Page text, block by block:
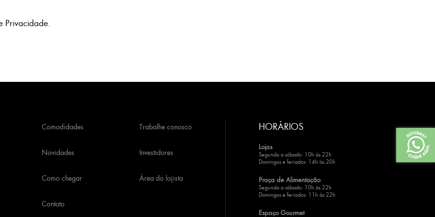
Privacidade.
Comodidades
Novidades
Como chegar
Contato
Trabalhe conosco
Investidores
Área do lojista
HORÁRIOS
Lojas
Segunda a sábado: 10h às 22h
Domingos e feriados: 14h às 20h
Praça de Alimentação
Segunda a sábado: 10h às 22h
Domingos e feriados: 11h às 22h
Espaço Gourmet